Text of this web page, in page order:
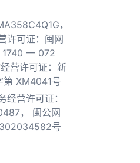
，
许可证：闽网
一 072
营许可证：新
第 XM4041号
经营许可证：
，
闽公网
号